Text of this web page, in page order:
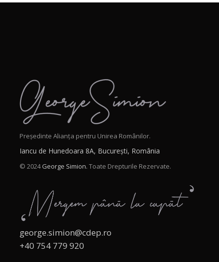
Președinte Alianța pentru Unirea Românilor.
Iancu de Hunedoara 8A, București, România
© 2024George Simion. Toate Drepturile Rezervate.
george.simion@cdep.ro
+40 754 779 920